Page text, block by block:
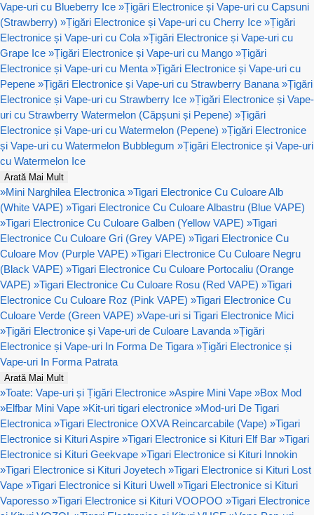
Vape-uri cu Blueberry Ice »Țigări Electronice și Vape-uri cu Capsuni
(Strawberry) »Țigări Electronice și Vape-uri cu Cherry Ice »Țigări
Electronice și Vape-uri cu Cola »Țigări Electronice și Vape-uri cu
Grape Ice »Țigări Electronice și Vape-uri cu Mango »Țigări
Electronice și Vape-uri cu Menta »Țigări Electronice și Vape-uri cu
Pepene »Țigări Electronice și Vape-uri cu Strawberry Banana »Țigări
Electronice și Vape-uri cu Strawberry Ice »Țigări Electronice și Vape-
uri cu Strawberry Watermelon (Căpșuni și Pepene) »Țigări
Electronice și Vape-uri cu Watermelon (Pepene) »Țigări Electronice
și Vape-uri cu Watermelon Bubblegum »Țigări Electronice și Vape-uri
cu Watermelon Ice
Arată Mai Mult
»Mini Narghilea Electronica »Tigari Electronice Cu Culoare Alb
(White VAPE) »Tigari Electronice Cu Culoare Albastru (Blue VAPE)
»Tigari Electronice Cu Culoare Galben (Yellow VAPE) »Tigari
Electronice Cu Culoare Gri (Grey VAPE) »Tigari Electronice Cu
Culoare Mov (Purple VAPE) »Tigari Electronice Cu Culoare Negru
(Black VAPE) »Tigari Electronice Cu Culoare Portocaliu (Orange
VAPE) »Tigari Electronice Cu Culoare Rosu (Red VAPE) »Tigari
Electronice Cu Culoare Roz (Pink VAPE) »Tigari Electronice Cu
Culoare Verde (Green VAPE) »Vape-uri si Tigari Electronice Mici
»Țigări Electronice și Vape-uri de Culoare Lavanda »Țigări
Electronice și Vape-uri In Forma De Tigara »Țigări Electronice și
Vape-uri In Forma Patrata
Arată Mai Mult
»Toate: Vape-uri și Țigări Electronice »Aspire Mini Vape »Box Mod
»Elfbar Mini Vape »Kit-uri tigari electronice »Mod-uri De Tigari
Electronica »Tigari Electronice OXVA Reincarcabile (Vape) »Tigari
Electronice si Kituri Aspire »Tigari Electronice si Kituri Elf Bar »Tigari
Electronice si Kituri Geekvape »Tigari Electronice si Kituri Innokin
»Tigari Electronice si Kituri Joyetech »Tigari Electronice si Kituri Lost
Vape »Tigari Electronice si Kituri Uwell »Tigari Electronice si Kituri
Vaporesso »Tigari Electronice si Kituri VOOPOO »Tigari Electronice